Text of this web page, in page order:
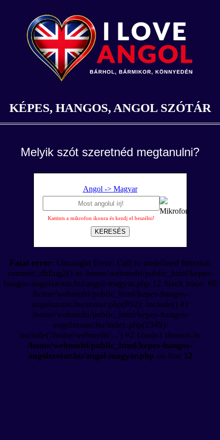
KÉPES, HANGOS, ANGOL SZÓTÁR
Melyik szót szeretnéd megtanulni?
Angol -> Magyar
Kattints a mikrofon ikonra és kezdj el beszélni!
KERESÉS
Fatal error: Uncaught Error: Call to undefined function
connect_dbEng2() in /home/webmulti/public_html/kepes-
hangos-angolszotar.hu/angol-magyar.php:12 Stack trace: #0
/home/webmulti/public_html/kepes-hangos-
angolszotar.hu/szotar.php(892): include() #1
/home/webmulti/public_html/kepes-hangos-
angolszotar.hu/index.php(2349):
include('/home/webmulti/...') #2 {main} thrown in
/home/webmulti/public_html/kepes-hangos-
angolszotar.hu/angol-magyar.php on line 12